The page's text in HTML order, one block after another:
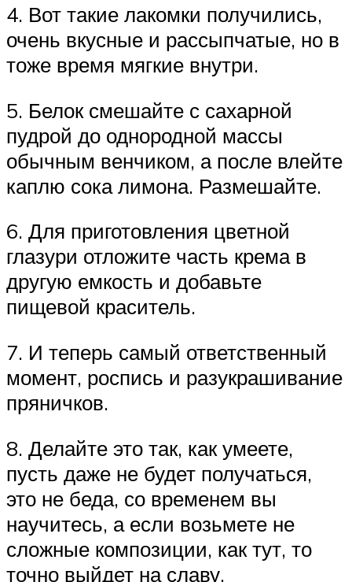
4. Вот такие лакомки получились,
очень вкусные и рассыпчатые, но в
тоже время мягкие внутри.
5. Белок смешайте с сахарной
пудрой до однородной массы
обычным венчиком, а после влейте
каплю сока лимона. Размешайте.
6. Для приготовления цветной
глазури отложите часть крема в
другую емкость и добавьте
пищевой краситель.
7. И теперь самый ответственный
момент, роспись и разукрашивание
пряничков.
8. Делайте это так, как умеете,
пусть даже не будет получаться,
это не беда, со временем вы
научитесь, а если возьмете не
сложные композиции, как тут, то
точно выйдет на славу.